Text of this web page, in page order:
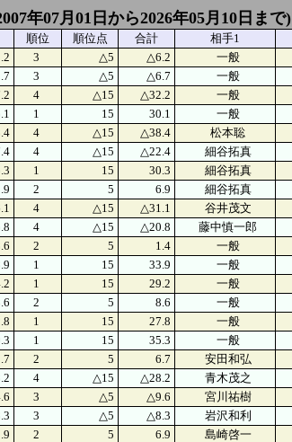
年07月01日から2026年05月10日まで)
順位 順位点 合計 相手1
3 △5 △6.2 一般
3 △5 △6.7 一般
4 △15 △32.2 一般
1 15 30.1 一般
4 △15 △38.4 松本聡
4 △15 △22.4 細谷拓真
1 15 30.3 細谷拓真
2 5 6.9 細谷拓真
4 △15 △31.1 谷井茂文
4 △15 △20.8 藤中慎一郎
2 5 1.4 一般
1 15 33.9 一般
1 15 29.2 一般
2 5 8.6 一般
1 15 27.8 一般
1 15 35.3 一般
2 5 6.7 安田和弘
4 △15 △28.2 青木茂之
3 △5 △9.6 宮川祐樹
3 △5 △8.3 岩沢和利
2 5 6.9 島崎啓一